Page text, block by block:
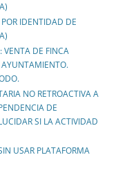
IDENTIDAD DE
DE FINCA
NO RETROACTIVA A
DE
SI LA ACTIVIDAD
USAR PLATAFORMA